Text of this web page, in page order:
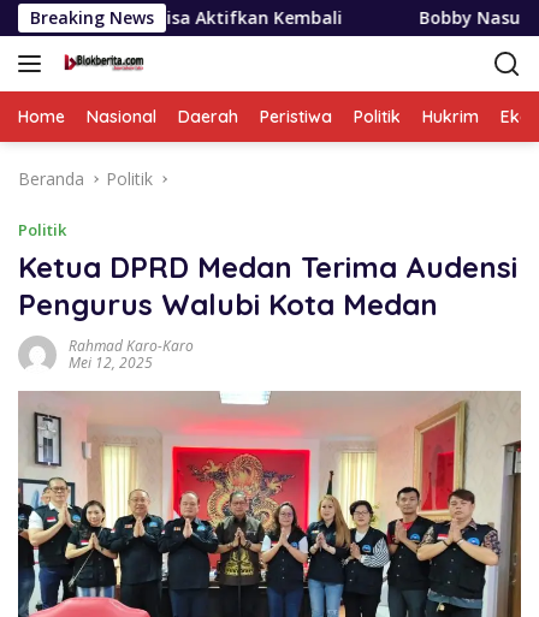
Langsung
ke
konten
Breaking News
Bisa Aktifkan Kembali Bobby Nasution Siapkan
Home Nasional Daerah Peristiwa Politik Hukrim
Beranda Politik
Politik
Ketua DPRD Medan Terima Audensi
Pengurus Walubi Kota Medan
Rahmad Karo-Karo
Mei 12, 2025